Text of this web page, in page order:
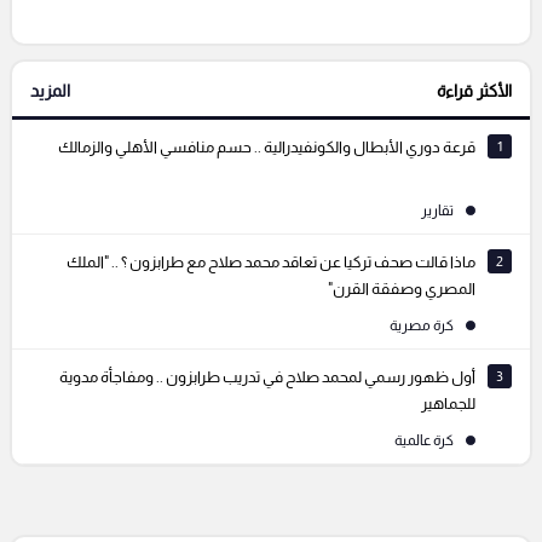
التعليقات السابقة
الأكثر قراءة المزيد
1 قرعة دوري الأبطال والكونفيدرالية .. حسم منافسي الأهلي والزمالك
تقارير
2
ماذا قالت صحف تركيا عن تعاقد محمد صلاح مع طرابزون ؟ .. "الملك
المصري وصفقة القرن"
كرة مصرية
3
أول ظهور رسمي لمحمد صلاح في تدريب طرابزون .. ومفاجأة مدوية
للجماهير
كرة عالمية